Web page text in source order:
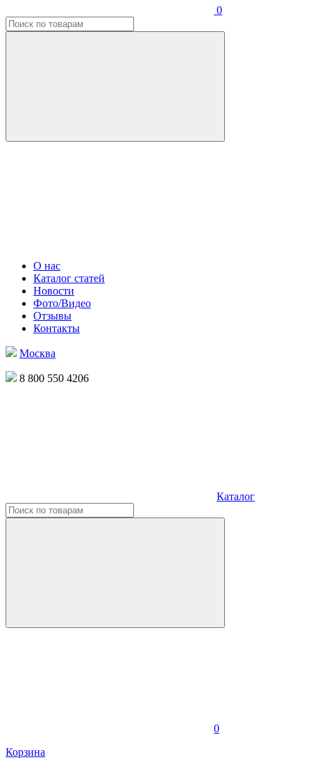
0
О нас
Каталог статей
Новости
Фото/Видео
Отзывы
Контакты
Москва
8 800 550 4206
Каталог
0
Корзина